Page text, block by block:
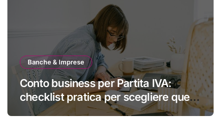
Banche & Imprese
Conto business per Partita IVA:
checklist pratica per scegliere quello
giusto